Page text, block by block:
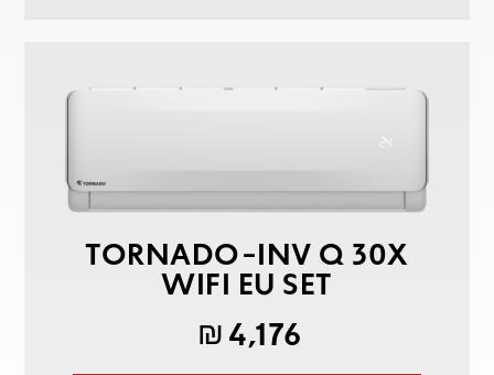
TORNADO-INV Q 30X
WIFI EU SET
4,176
₪